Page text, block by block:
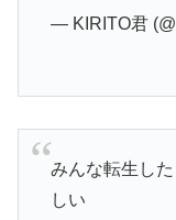
— KIRITO君
みんな転生し
しい